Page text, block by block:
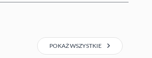
POKAŻ WSZYSTKIE